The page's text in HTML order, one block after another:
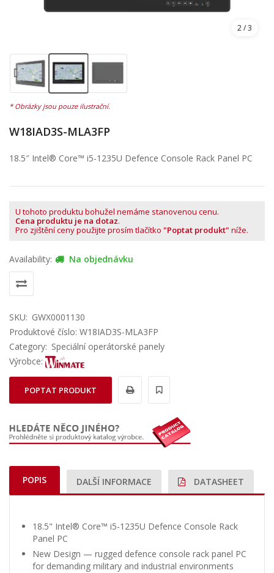
3/ 3
W18IAD3S-MLA3FP
18.5″ Intel® Core™ i5-1235U Defence Console Rack Panel PC
U tohoto produktu bohužel nemáme stanovenou cenu.
Cena produktu je na dotaz.
Pro zjištění ceny použijte prosím tlačítko "Poptat produkt" níže.
Availability: Na objednávku
SKU: GWX0001130
Produktové číslo: W18IAD3S-MLA3FP
Category: Speciální operátorské panely
Výrobce:
POPTAT PRODUKT
POPIS DALŠÍ INFORMACE DATASHEET
18.5" Intel® Core™ i5-1235U Defence Console Rack
Panel PC
New Design — rugged defence console rack panel PC
for demanding military and industrial environments